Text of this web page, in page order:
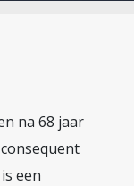
na 68 jaar
een